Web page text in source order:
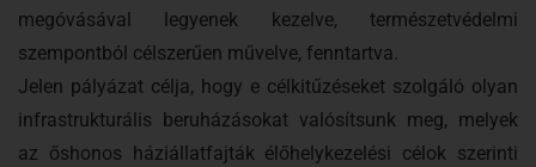
megóvásával legyenek kezelve, természetvédelmi
szempontból célszerűen művelve, fenntartva.
Jelen pályázat célja, hogy e célkitűzéseket szolgáló olyan
infrastrukturális beruházásokat valósítsunk meg, melyek
az őshonos háziállatfajták élőhelykezelési célok szerinti